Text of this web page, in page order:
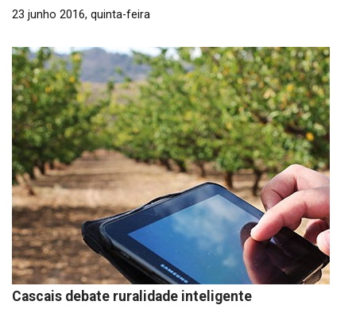
23 junho 2016, quinta-feira
Cascais debate ruralidade inteligente